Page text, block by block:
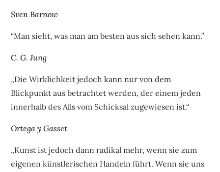
Sven Barnow
“Man sieht, was man am besten aus sich sehen kann.”
C. G. Jung
„Die Wirklichkeit jedoch kann nur von dem
Blickpunkt aus betrachtet werden, der einem jeden
innerhalb des Alls vom Schicksal zugewiesen ist.“
Ortega y Gasset
„Kunst ist jedoch dann radikal mehr, wenn sie zum
eigenen künstlerischen Handeln führt. Wenn sie uns